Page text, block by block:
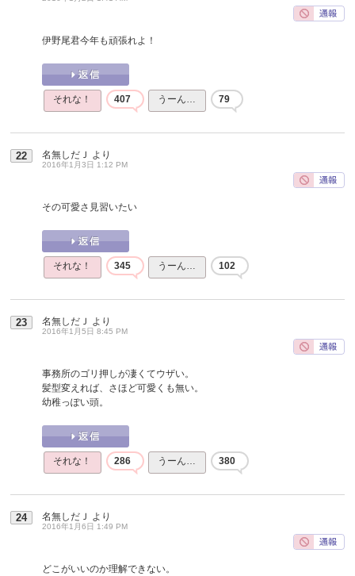
伊野尾君今年も頑張れよ！
それな！ 407 うーん… 79
22 名無しだＪ より
2016年1月3日 1:12 PM
その可愛さ見習いたい
それな！ 345 うーん… 102
23 名無しだＪ より
2016年1月5日 8:45 PM
事務所のゴリ押しが凄くてウザい。
髪型変えれば、さほど可愛くも無い。
幼稚っぽい頭。
それな！ 286 うーん… 380
24 名無しだＪ より
2016年1月6日 1:49 PM
どこがいいのか理解できない。